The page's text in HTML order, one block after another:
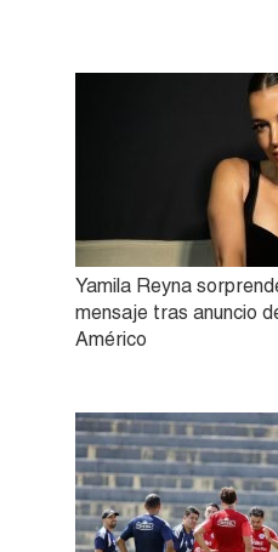
Yamila Reyna
mensaje tras anuncio
Américo